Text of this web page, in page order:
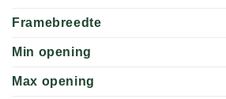
Framebreedte
Min opening
Max opening